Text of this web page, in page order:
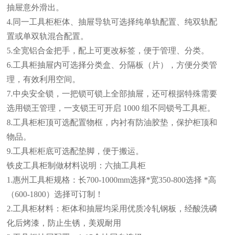
抽屉意外滑出。
4.同一工具柜柜体、抽屉导轨可选择纯单轨配置、纯双轨配
置或单双轨混合配置。
5.全宽铝合金把手，配上可更改标签，便于管理、分类。
6.工具柜抽屉内可选择分类盒、分隔板（片），方便分类管
理，有效利用空间。
7.中央安全锁，一把锁可锁上全部抽屉，还可根据特殊需要
选用锁王管理，一支锁王可开启 1000 组不同锁号工具柜。
8.工具柜柜顶可选配置物框，内衬有防油胶垫，保护柜顶和
物品。
9.工具柜柜底可选配垫脚，便于搬运。
铁皮工具柜制做材料说明：六抽工具柜
1.惠州 工具柜规格：长700-1000mm选择*宽350-800选择 *高
（600-1800）选择可订制！
2.工具柜材料：柜体和抽屉均采用优质冷轧钢板，经酸洗磷
化后烤漆，防止生锈，美观耐用